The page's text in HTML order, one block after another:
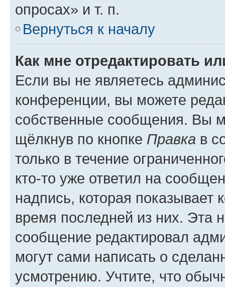
опросах» и т. п.
Вернуться к началу
Как мне отредактировать
Если вы не являетесь
конференции, вы можете
собственные сообщения. Вы
щёлкнув по кнопке Правка в
только в течение
кто-то уже ответил на
надпись, которая показывает
время последней из них. Эта
сообщение редактировал
могут сами написать о
усмотрению. Учтите, что